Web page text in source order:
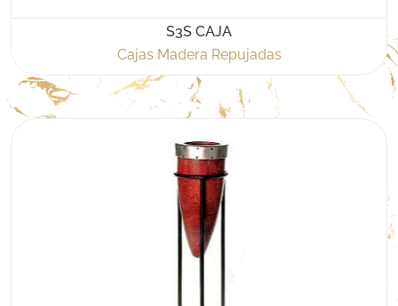
S3S CAJA
Cajas Madera Repujadas